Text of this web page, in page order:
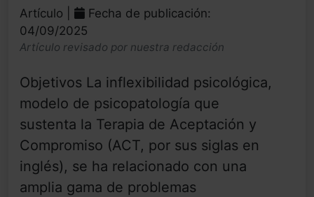
Artículo |
Fecha de publicación:
04/09/2025
Artículo revisado por nuestra redacción
Objetivos La inflexibilidad psicológica,
modelo de psicopatología que
sustenta la Terapia de Aceptación y
Compromiso (ACT, por sus siglas en
inglés), se ha relacionado con una
amplia gama de problemas